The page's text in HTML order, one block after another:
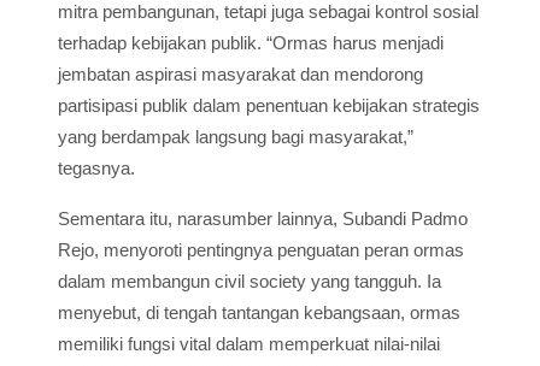
mitra pembangunan, tetapi juga sebagai kontrol sosial
terhadap kebijakan publik. “Ormas harus menjadi
jembatan aspirasi masyarakat dan mendorong
partisipasi publik dalam penentuan kebijakan strategis
yang berdampak langsung bagi masyarakat,”
tegasnya.
Sementara itu, narasumber lainnya, Subandi Padmo
Rejo, menyoroti pentingnya penguatan peran ormas
dalam membangun civil society yang tangguh. Ia
menyebut, di tengah tantangan kebangsaan, ormas
memiliki fungsi vital dalam memperkuat nilai-nilai